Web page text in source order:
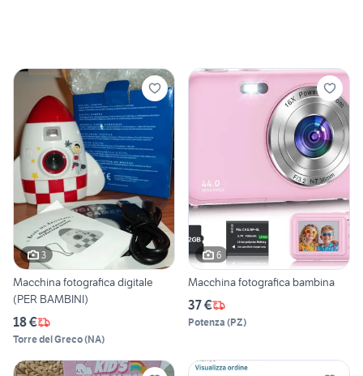
3
Macchina fotografica digitale
(PER BAMBINI)
18 €
Torre del Greco(NA)
6
Macchina fotografica bambina
37 €
Potenza (PZ)